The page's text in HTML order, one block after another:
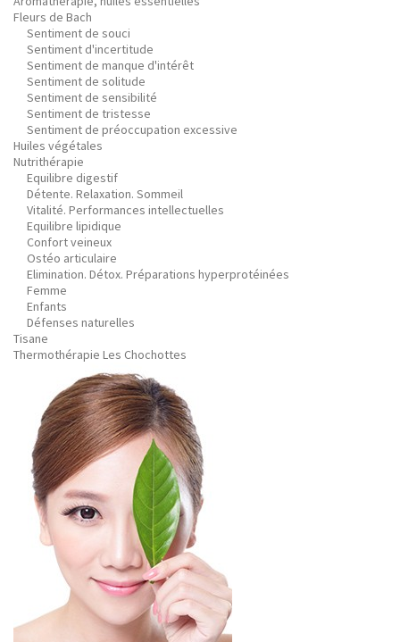
Fleurs de Bach
Sentiment de souci
Sentiment d'incertitude
Sentiment de manque d'intérêt
Sentiment de solitude
Sentiment de sensibilité
Sentiment de tristesse
Sentiment de préoccupation excessive
Huiles végétales
Nutrithérapie
Equilibre digestif
Détente. Relaxation. Sommeil
Vitalité. Performances intellectuelles
Equilibre lipidique
Confort veineux
Ostéo articulaire
Elimination. Détox. Préparations hyperprotéinées
Femme
Enfants
Défenses naturelles
Tisane
Thermothérapie Les Chochottes